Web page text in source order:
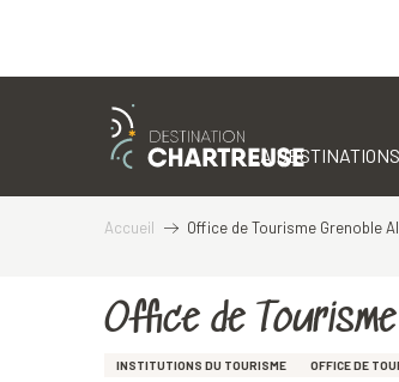
LA DESTINATION
Accueil Office de Tourisme Grenoble
Office de
INSTITUTIONS DU TOURISME OFFICE DE